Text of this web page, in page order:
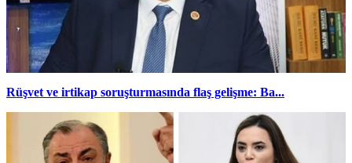
Rüşvet ve irtikap soruşturmasında flaş gelişme: Ba...